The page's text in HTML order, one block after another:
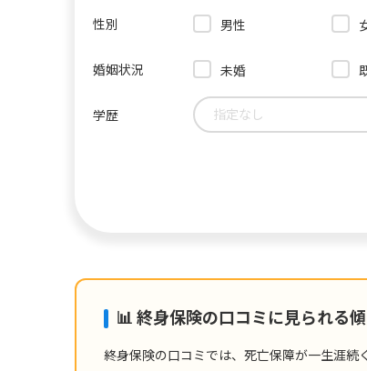
性別 男性
婚姻状況 未婚
学歴 指定なし
📊 終身保険の口コミに見られる
終身保険の口コミでは、死亡保障が一生涯